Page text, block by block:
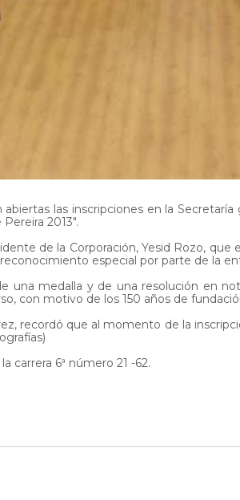
las inscripciones en la
2013".
de la Corporación, Yesid Rozo,
especial por parte de la
una medalla y de una resolución en
con motivo de los 150 años de
recordó que al momento de la
carrera 6ª número 21 -62.